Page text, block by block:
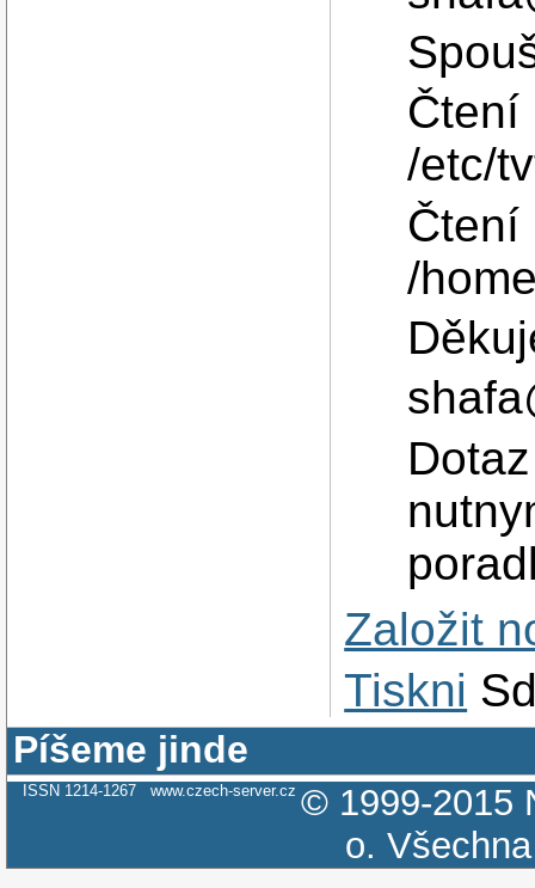
Čtení
/etc/
Čtení
/
Založit
Tiskni
Píšeme jinde
ISSN 1214-1267 www.czech-server.cz © 1999-2015
o.